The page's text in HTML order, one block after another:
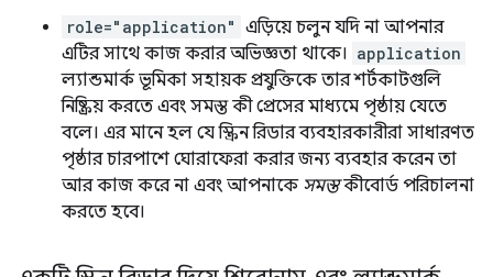
role="application" এড়িয়ে চলুন যদি না আপনার
এটির সাথে কাজ করার অভিজ্ঞতা থাকে। application
ল্যান্ডমার্ক ভূমিকা সহায়ক প্রযুক্তিকে তার শর্টকাটগুলি
নিষ্ক্রিয় করতে এবং সমস্ত কী প্রেসের মাধ্যমে পৃষ্ঠায় যেতে
বলে। এর মানে হল যে স্ক্রিন রিডার ব্যবহারকারীরা সাধারণত
পৃষ্ঠার চারপাশে ঘোরাফেরা করার জন্য ব্যবহার করেন তা
আর কাজ করে না এবং আপনাকে সমস্তকীবোর্ড পরিচালনা
করতে হবে।